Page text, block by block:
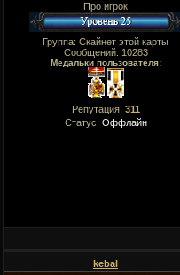
Про игрок
Группа: Скайнет этой карты
Сообщений: 10283
Медальки пользователя:
Репутация: 311
Статус: Оффлайн
kebal